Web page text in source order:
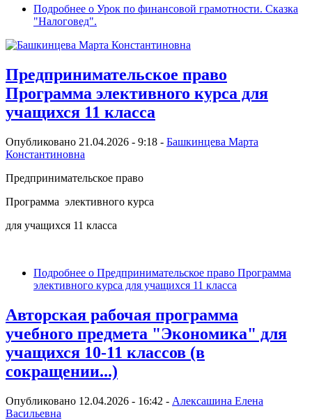
Подробнее о Урок по финансовой грамотности. Сказка
"Налоговед".
Предпринимательское право
Программа элективного курса для
учащихся 11 класса
Опубликовано 21.04.2026 - 9:18 - Башкинцева Марта
Константиновна
Предпринимательское право
Программа элективного курса
для учащихся 11 класса
Подробнее о Предпринимательское право Программа
элективного курса для учащихся 11 класса
Авторская рабочая программа
учебного предмета "Экономика" для
учащихся 10-11 классов (в
сокращении...)
Опубликовано 12.04.2026 - 16:42 - Алексашина Елена
Васильевна